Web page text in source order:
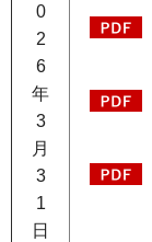
0
2
6
年
3
月
3
1
日